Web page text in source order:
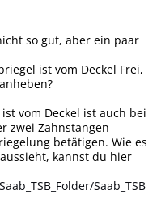
so gut, aber ein paar
ist vom Deckel Frei,
vom Deckel ist auch bei
zwei Zahnstangen
betätigen. Wie es
kannst du hier
Saab_TSB